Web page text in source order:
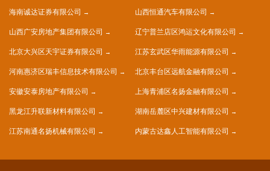
海南诚达证券有限公司 山西恒通汽车有限公司
山西广安房地产集团有限公司 辽宁普兰店区鸿运文化有限公司
北京大兴区天宇证券有限公司 江苏玄武区华雨能源有限公司
河南惠济区瑞丰信息技术有限公司 北京丰台区远航金融有限公司
安徽安泰房地产有限公司 上海青浦区名扬金融有限公司
黑龙江升联新材料有限公司 湖南岳麓区中兴建材有限公司
江苏南通名扬机械有限公司 内蒙古达鑫人工智能有限公司